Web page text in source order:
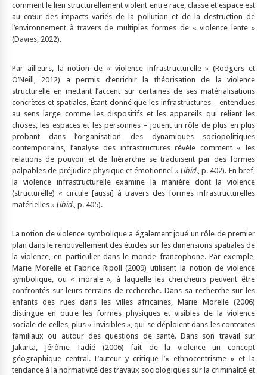
comment le lien structurellement violent entre race, classe et espace est
au cœur des impacts variés de la pollution et de la destruction de
l’environnement à travers de multiples formes de « violence lente »
(Davies, 2022).
Par ailleurs, la notion de « violence infrastructurelle » (Rodgers et
O’Neill, 2012) a permis d’enrichir la théorisation de la violence
structurelle en mettant l’accent sur certaines de ses matérialisations
concrètes et spatiales. Étant donné que les infrastructures – entendues
au sens large comme les dispositifs et les appareils qui relient les
choses, les espaces et les personnes – jouent un rôle de plus en plus
probant dans l’organisation des dynamiques sociopolitiques
contemporains, l’analyse des infrastructures révèle comment « les
relations de pouvoir et de hiérarchie se traduisent par des formes
palpables de préjudice physique et émotionnel » (ibid., p. 402). En bref,
la violence infrastructurelle examine la manière dont la violence
(structurelle) « circule [aussi] à travers des formes infrastructurelles
matérielles » (ibid., p. 405).
La notion de violence symbolique a également joué un rôle de premier
plan dans le renouvellement des études sur les dimensions spatiales de
la violence, en particulier dans le monde francophone. Par exemple,
Marie Morelle et Fabrice Ripoll (2009) utilisent la notion de violence
symbolique, ou « morale », à laquelle les chercheurs peuvent être
confrontés sur leurs terrains de recherche. Dans sa recherche sur les
enfants des rues dans les villes africaines, Marie Morelle (2006)
distingue en outre les formes physiques et visibles de la violence
sociale de celles, plus « invisibles », qui se déploient dans les contextes
familiaux ou autour des questions de santé. Dans son travail sur
Jakarta, Jérôme Tadié (2006) fait de la violence un concept
géographique central. L’auteur y critique l’« ethnocentrisme » et la
tendance à la normativité des travaux sociologiques sur la criminalité et